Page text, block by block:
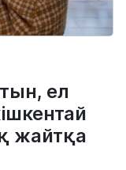
ел
жайтқа